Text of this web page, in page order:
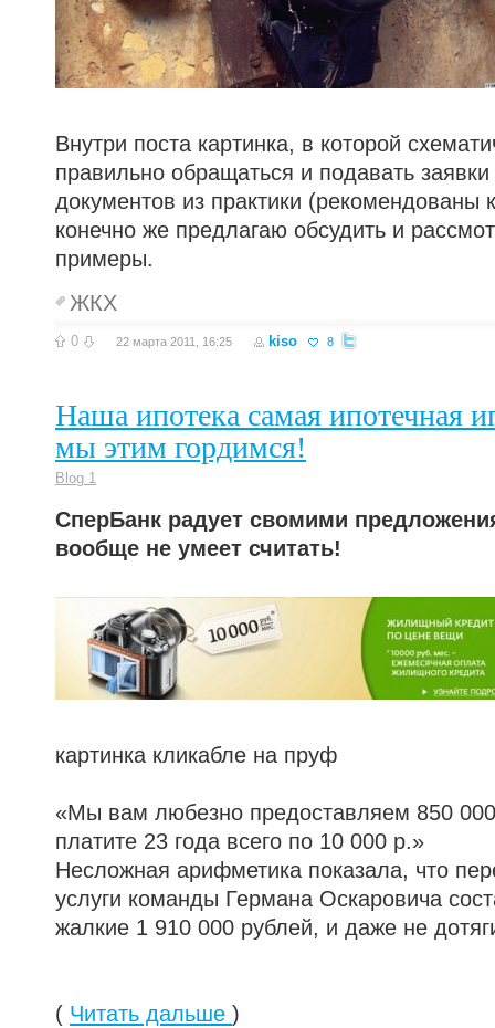
Внутри поста картинка, в которой
правильно обращаться и подавать
документов из практики (рекомендованы
конечно же предлагаю обсудить и
примеры.
ЖКХ
0 22 марта 2011, 16:25 kiso 8
Наша ипотека самая ипотечная
мы этим гордимся!
Blog 1
СперБанк радует свомими
вообще не умеет считать!
картинка кликабле на пруф
«Мы вам любезно предоставляем 850
платите 23 года всего по 10 000 р.»
Несложная арифметика показала, что
услуги команды Германа Оскаровича
жалкие 1 910 000 рублей, и даже не
( Читать дальше )